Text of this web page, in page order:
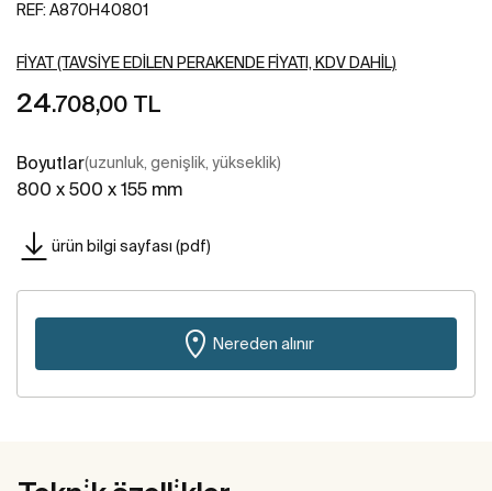
REF: A870H40801
FIYAT (TAVSIYE EDILEN PERAKENDE FIYATI, KDV DAHIL)
24.708,00 TL
Boyutlar(uzunluk, genişlik, yükseklik)
800 x 500 x 155 mm
ürün bilgi sayfası (pdf)
Nereden alınır